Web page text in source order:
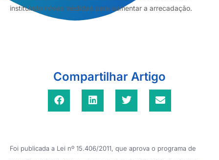
instituindo novas medidas para aumentar a arrecadação.
Compartilhar Artigo
Foi publicada a Lei nº 15.406/2011, que aprova o programa de